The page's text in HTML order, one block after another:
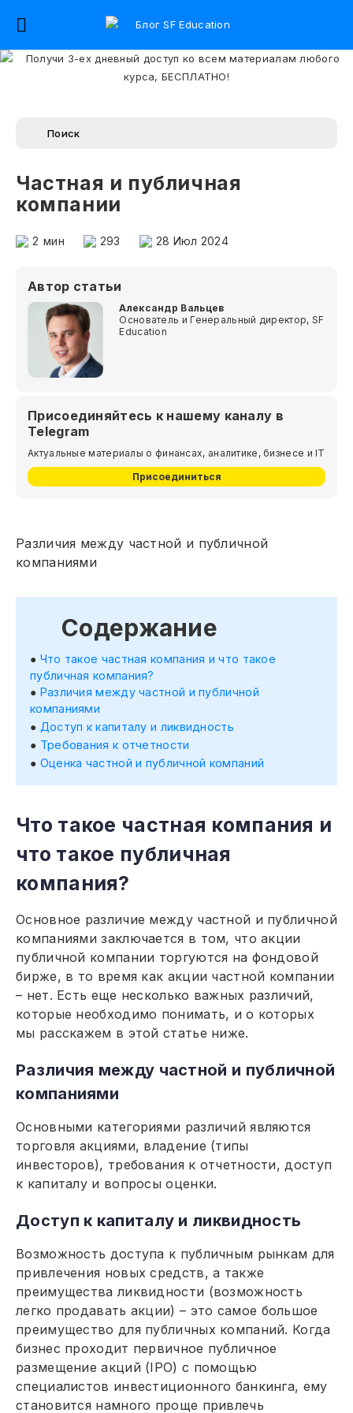
Частная и публичная
компании
2 мин 293 28 Июл 2024
Автор статьи
Александр Вальцев
Основатель и Генеральный директор, SF
Education
Присоединяйтесь к нашему каналу в
Telegram
Актуальные материалы о финансах, аналитике, бизнесе и IT
Присоединиться
Различия между частной и публичной
компаниями
Содержание
Что такое частная компания и что такое
публичная компания?
Различия между частной и публичной
компаниями
Доступ к капиталу и ликвидность
Требования к отчетности
Оценка частной и публичной компаний
Что такое частная компания и
что такое публичная
компания?
Основное различие между частной и публичной
компаниями заключается в том, что акции
публичной компании торгуются на фондовой
бирже, в то время как акции частной компании
– нет. Есть еще несколько важных различий,
которые необходимо понимать, и о которых
мы расскажем в этой статье ниже.
Различия между частной и публичной
компаниями
Основными категориями различий являются
торговля акциями, владение (типы
инвесторов), требования к отчетности, доступ
к капиталу и вопросы оценки.
Доступ к капиталу и ликвидность
Возможность доступа к публичным рынкам для
привлечения новых средств, а также
преимущества ликвидности (возможность
легко продавать акции) – это самое большое
преимущество для публичных компаний. Когда
бизнес проходит первичное публичное
размещение акций (IPO) с помощью
специалистов инвестиционного банкинга, ему
становится намного проще привлечь